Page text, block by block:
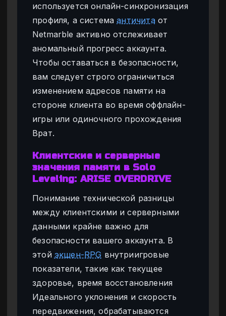
используется онлайн-синхронизация
профиля, а системаантичитаот
Netmarble активно отслеживает
аномальный прогресс аккаунта.
Чтобы оставаться в безопасности,
вам следует строго ограничиться
изменением адресов памяти на
стороне клиента во время оффлайн-
игры или одиночного прохождения
Врат.
Клиентские и серверные
значения памяти в Solo
Leveling: ARISE OVERDRIVE
Понимание технической разницы
между клиентскими и серверными
данными крайне важно для
безопасности вашего аккаунта. В
этой экшен-RPG внутриигровые
показатели, такие как текущее
здоровье, время восстановления
Идеального уклонения и скорость
передвижения, обрабатываются